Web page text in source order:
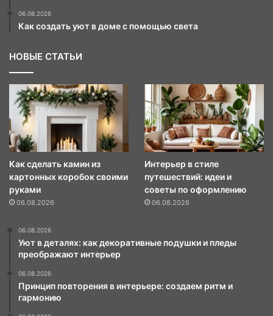
06.08.2026
Как создать уют в доме с помощью света
НОВЫЕ СТАТЬИ
Как сделать камин из
картонных коробок своими
руками
06.08.2026
Интерьер в стиле
путешествий: идеи и
советы по оформлению
06.08.2026
06.08.2026
Уют в деталях: как декоративные подушки и пледы
преображают интерьер
06.08.2026
Принцип повторения в интерьере: создаем ритм и
гармонию